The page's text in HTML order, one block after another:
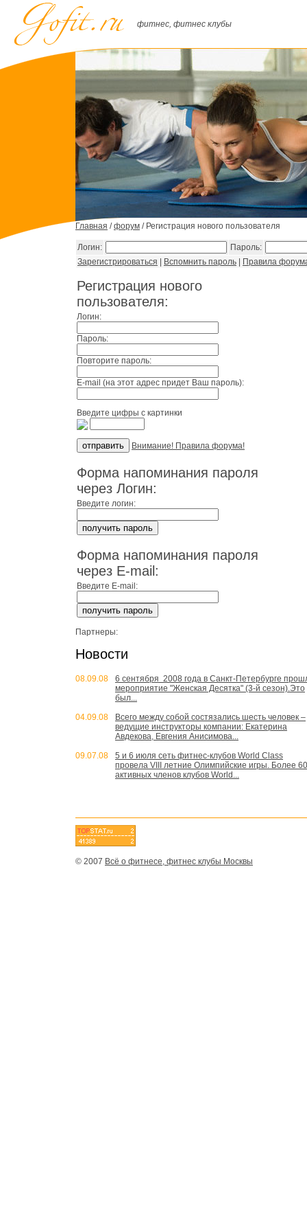
фитнес, фитнес клубы
Главная /форум / Регистрация нового пользователя
Логин:
Пароль:
Зарегистрироваться
Вспомнить пароль Правила
Регистрация нового
пользователя:
Логин:
Пароль:
Повторите пароль:
E-mail (на этот адрес придет Ваш пароль):
Введите цифры с картинки
Внимание! Правила форума!
Форма напоминания пароля
через Логин:
Введите логин:
Форма напоминания пароля
через E-mail:
Введите E-mail:
Партнеры:
Новости
08.09.08
6 сентября 2008 года в Санкт-Петербурге
мероприятие "Женская Десятка" (3-й сезон).Это
был...
04.09.08
Всего между собой состязались шесть человек –
ведущие инструкторы компании: Екатерина
Авдекова, Евгения Анисимова...
09.07.08
5 и 6 июля сеть фитнес-клубов World Class
провела VIII летние Олимпийские игры. Более
активных членов клубов World...
© 2007 Всё о фитнесе, фитнес клубы Москвы